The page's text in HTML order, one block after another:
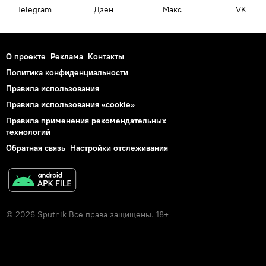
Telegram Дзен Макс VK
О проекте Реклама Контакты
Политика конфиденциальности
Правила использования
Правила использования «cookie»
Правила применения рекомендательных
технологий
Обратная связь Настройки отслеживания
© 2026 Sputnik Все права защищены. 18+